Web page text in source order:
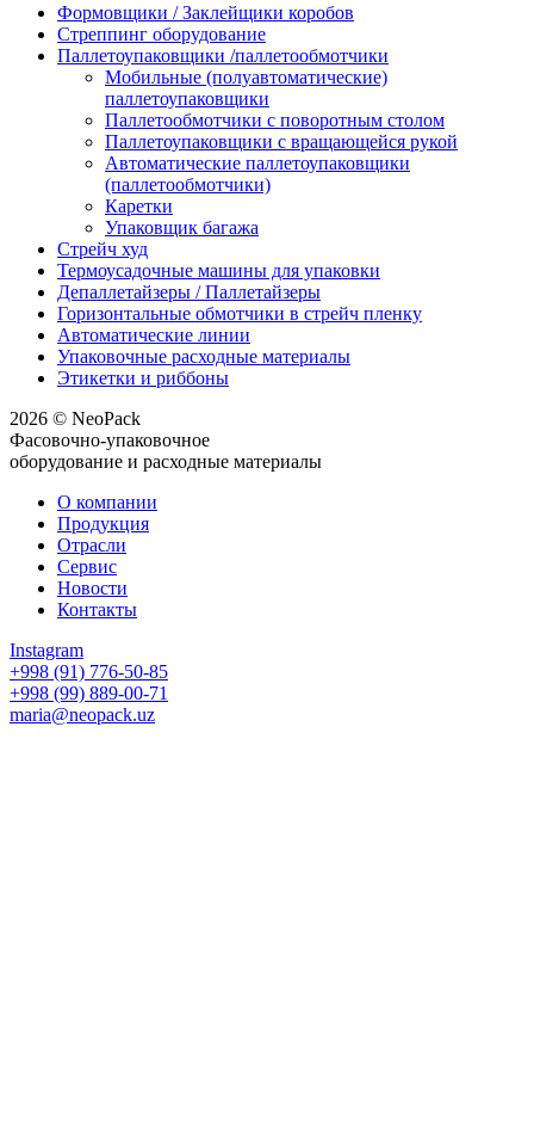
Формовщики / Заклейщики коробов
Стреппинг оборудование
Паллетоупаковщики /паллетообмотчики
Мобильные (полуавтоматические)
паллетоупаковщики
Паллетообмотчики с поворотным столом
Паллетоупаковщики с вращающейся рукой
Автоматические паллетоупаковщики
(паллетообмотчики)
Каретки
Упаковщик багажа
Стрейч худ
Термоусадочные машины для упаковки
Депаллетайзеры / Паллетайзеры
Горизонтальные обмотчики в стрейч пленку
Автоматические линии
Упаковочные расходные материалы
Этикетки и риббоны
2026 © NeoPack
Фасовочно-упаковочное
оборудование и расходные материалы
О компании
Продукция
Отрасли
Сервис
Новости
Контакты
Instagram
+998 (91) 776-50-85
+998 (99) 889-00-71
maria@neopack.uz